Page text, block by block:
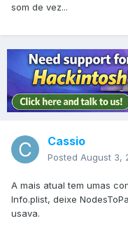
som de vez...
Cassio
Posted August 3,
A mais atual tem umas
Info.plist, deixe
usava.